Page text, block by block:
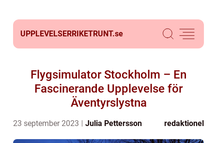
UPPLEVELSERRIKETRUNT.se
Flygsimulator Stockholm – En
Fascinerande Upplevelse för
Äventyrslystna
23 september 2023 Julia Pettersson redaktionel